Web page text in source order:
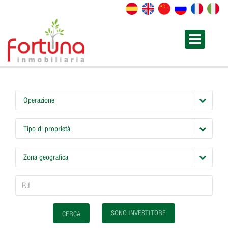
Operazione
Tipo di proprietà
Zona geografica
CERCA SONO INVESTITORE